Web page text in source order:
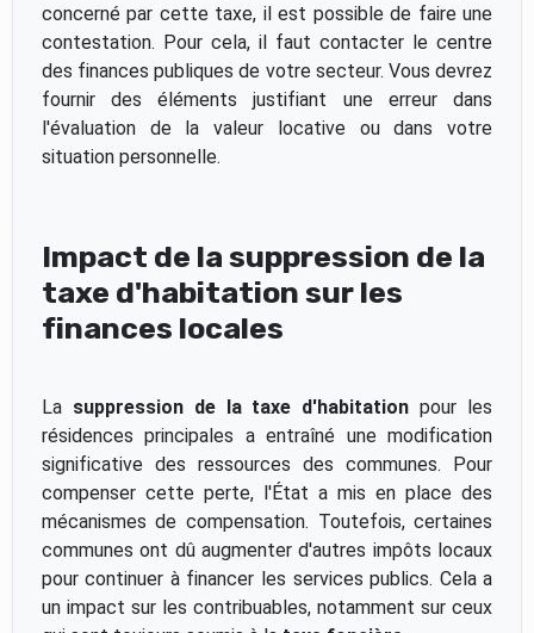
concerné par cette taxe, il est possible de faire une
contestation. Pour cela, il faut contacter le centre
des finances publiques de votre secteur. Vous devrez
fournir des éléments justifiant une erreur dans
l'évaluation de la valeur locative ou dans votre
situation personnelle.
Impact de la suppression de la
taxe d'habitation sur les
finances locales
La suppression de la taxe d'habitation pour les
résidences principales a entraîné une modification
significative des ressources des communes. Pour
compenser cette perte, l'État a mis en place des
mécanismes de compensation. Toutefois, certaines
communes ont dû augmenter d'autres impôts locaux
pour continuer à financer les services publics. Cela a
un impact sur les contribuables, notamment sur ceux